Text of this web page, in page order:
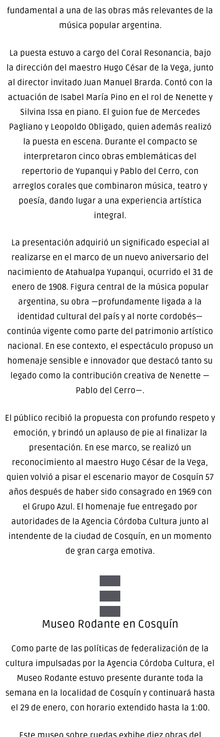
fundamental a una de las obras más relevantes de la
música popular argentina.
La puesta estuvo a cargo del Coral Resonancia, bajo
la dirección del maestro Hugo César de la Vega, junto
al director invitado Juan Manuel Brarda. Contó con la
actuación de Isabel María Pino en el rol de Nenette y
Silvina Issa en piano. El guion fue de Mercedes
Pagliano y Leopoldo Obligado, quien además realizó
la puesta en escena. Durante el compacto se
interpretaron cinco obras emblemáticas del
repertorio de Yupanqui y Pablo del Cerro, con
arreglos corales que combinaron música, teatro y
poesía, dando lugar a una experiencia artística
integral.
La presentación adquirió un significado especial al
realizarse en el marco de un nuevo aniversario del
nacimiento de Atahualpa Yupanqui, ocurrido el 31 de
enero de 1908. Figura central de la música popular
argentina, su obra —profundamente ligada a la
identidad cultural del país y al norte cordobés—
continúa vigente como parte del patrimonio artístico
nacional. En ese contexto, el espectáculo propuso un
homenaje sensible e innovador que destacó tanto su
legado como la contribución creativa de Nenette —
Pablo del Cerro—.
El público recibió la propuesta con profundo respeto y
emoción, y brindó un aplauso de pie al finalizar la
presentación. En ese marco, se realizó un
reconocimiento al maestro Hugo César de la Vega,
quien volvió a pisar el escenario mayor de Cosquín 57
años después de haber sido consagrado en 1969 con
el Grupo Azul. El homenaje fue entregado por
autoridades de la Agencia Córdoba Cultura junto al
intendente de la ciudad de Cosquín, en un momento
de gran carga emotiva.
Museo Rodante en Cosquín
Como parte de las políticas de federalización de la
cultura impulsadas por la Agencia Córdoba Cultura, el
Museo Rodante estuvo presente durante toda la
semana en la localidad de Cosquín y continuará hasta
el 29 de enero, con horario extendido hasta la 1:00.